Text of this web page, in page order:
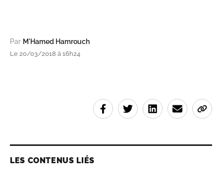
Par M'Hamed Hamrouch
Le 20/03/2018 à 16h24
LES CONTENUS LIÉS